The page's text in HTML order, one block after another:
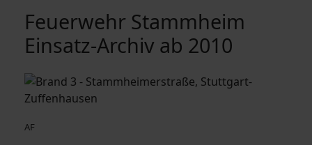
Feuerwehr Stammheim
Einsatz-Archiv ab 2010
AF